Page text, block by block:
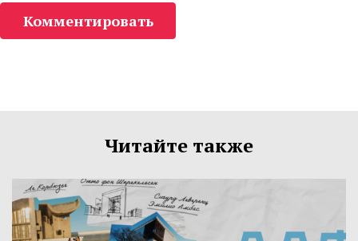
Комментировать
Читайте также